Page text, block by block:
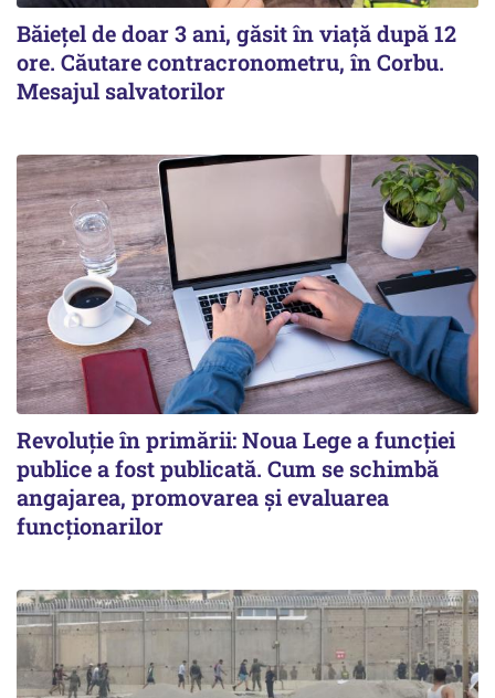
Băiețel de doar 3 ani, găsit în viață după 12
ore. Căutare contracronometru, în Corbu.
Mesajul salvatorilor
Revoluție în primării: Noua Lege a funcției
publice a fost publicată. Cum se schimbă
angajarea, promovarea și evaluarea
funcționarilor